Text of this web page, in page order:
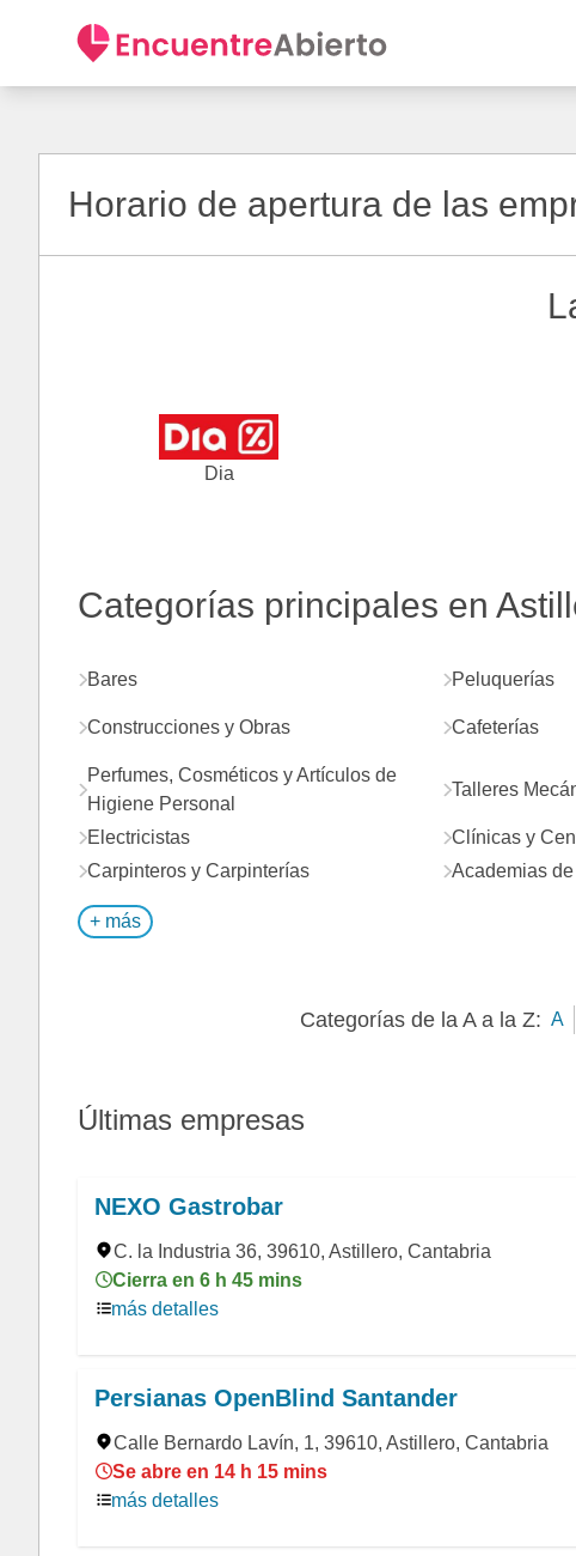
Horario de apertura de las
Dia
Categorías principales en
Bares Peluquerías
Construcciones y Obras Cafeterías
Perfumes, Cosméticos y Artículos de
Higiene Personal
Talleres
Electricistas Clínicas y
Carpinteros y Carpinterías
Academias
+ más
Categorías de la A a la Z: A
Últimas empresas
NEXO Gastrobar
C. la Industria 36, 39610, Astillero, Cantabria
Cierra en 6 h 45 mins
más detalles
Persianas OpenBlind Santander
Calle Bernardo Lavín, 1, 39610, Astillero, Cantabria
Se abre en 14 h 15 mins
más detalles